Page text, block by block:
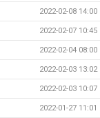
2022-02-08 14:00
2022-02-07 10:45
2022-02-04 08:00
2022-02-03 13:02
2022-02-03 10:07
2022-01-27 11:01